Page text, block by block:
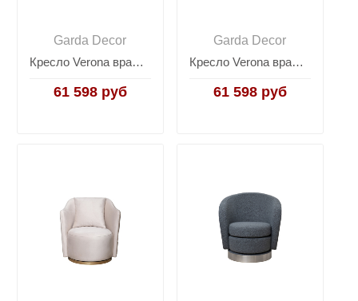
Garda Decor
Кресло Verona вращающееся велюровое мятное/хром VERONA-Colt025
61 598 руб
Garda Decor
Кресло Verona вращающееся велюровое с принтом VERONA-Colt032+Melody
61 598 руб